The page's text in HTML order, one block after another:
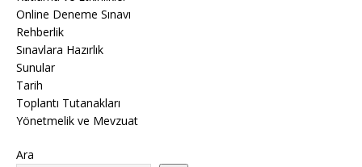
Online Deneme Sınavı
Rehberlik
Sınavlara Hazırlık
Sunular
Tarih
Toplantı Tutanakları
Yönetmelik ve Mevzuat
Ara